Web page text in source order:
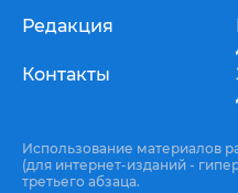
Редакция
Контакты
Использование материалов
(для интернет-изданий -
третьего абзаца.